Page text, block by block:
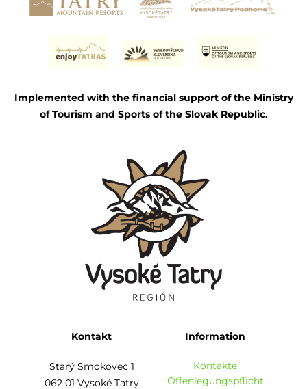
Implemented with the financial support of the Ministry
of Tourism and Sports of the Slovak Republic.
Kontakt
Starý Smokovec 1
062 01 Vysoké Tatry
Information
Kontakte
Offenlegungspflicht